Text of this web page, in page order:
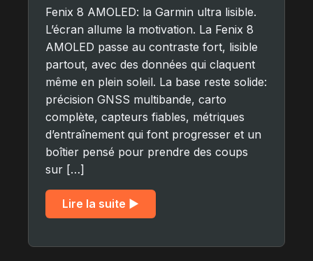
Fenix 8 AMOLED: la Garmin ultra lisible.
L’écran allume la motivation. La Fenix 8
AMOLED passe au contraste fort, lisible
partout, avec des données qui claquent
même en plein soleil. La base reste solide:
précision GNSS multibande, carto
complète, capteurs fiables, métriques
d’entraînement qui font progresser et un
boîtier pensé pour prendre des coups
sur […]
Lire la suite ▶︎